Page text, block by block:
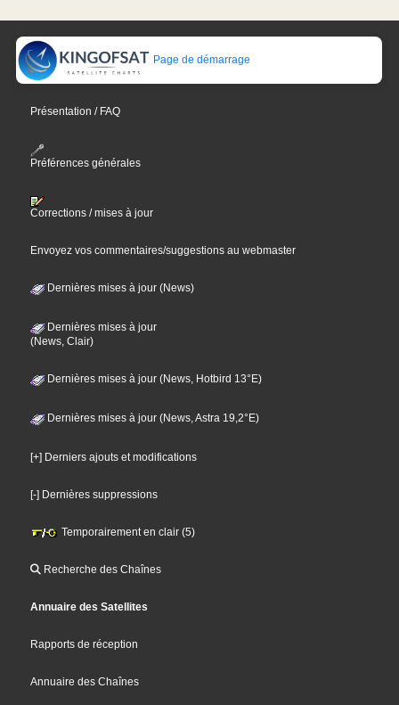
Page de démarrage
Présentation / FAQ
Préférences générales
Corrections / mises à jour
Envoyez vos commentaires/suggestions au webmaster
Dernières mises à jour (News)
Dernières mises à jour
(News, Clair)
Dernières mises à jour (News, Hotbird 13°E)
Dernières mises à jour (News, Astra 19,2°E)
[+] Derniers ajouts et modifications
[-] Dernières suppressions
Temporairement en clair (5)
Recherche des Chaînes
Annuaire des Satellites
Rapports de réception
Annuaire des Chaînes